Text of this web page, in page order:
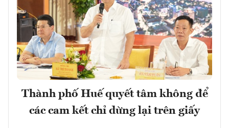
Thành phố Huế quyết tâm không để
các cam kết chỉ dừng lại trên giấy